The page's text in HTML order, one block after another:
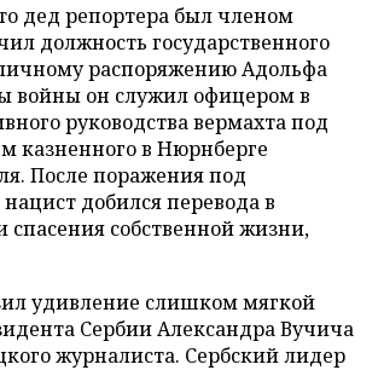
дед репортера был членом
должность государственного
распоряжению Адольфа
войны он служил офицером в
руководства вермахта под
казненного в Нюрнберге
После поражения под
добился перевода в
спасения собственной жизни,
удивление слишком мягкой
Сербии Александра Вучича
журналиста. Сербский лидер